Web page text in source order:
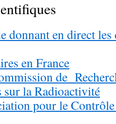
donnant en direct les
en France
de
sur la Radioactivité
pour le